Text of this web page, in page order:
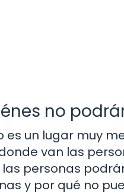
no
es un lugar muy
van las
personas
y por qué no